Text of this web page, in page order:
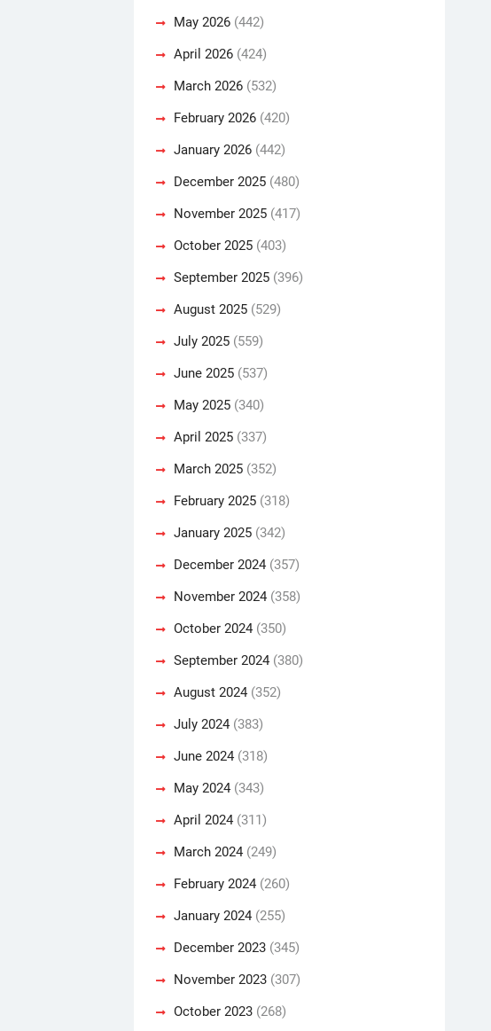
May 2026 (442)
April 2026 (424)
March 2026 (532)
February 2026 (420)
January 2026 (442)
December 2025 (480)
November 2025 (417)
October 2025 (403)
September 2025 (396)
August 2025 (529)
July 2025 (559)
June 2025 (537)
May 2025 (340)
April 2025 (337)
March 2025 (352)
February 2025 (318)
January 2025 (342)
December 2024 (357)
November 2024 (358)
October 2024 (350)
September 2024 (380)
August 2024 (352)
July 2024 (383)
June 2024 (318)
May 2024 (343)
April 2024 (311)
March 2024 (249)
February 2024 (260)
January 2024 (255)
December 2023 (345)
November 2023 (307)
October 2023 (268)